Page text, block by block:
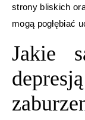
strony bliskich
mogą pogłębiać
Jakie